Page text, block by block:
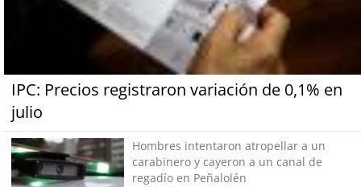
IPC: Precios registraron variación de 0,1% en
julio
Hombres intentaron atropellar a un
carabinero y cayeron a un canal de
regadío en Peñalolén